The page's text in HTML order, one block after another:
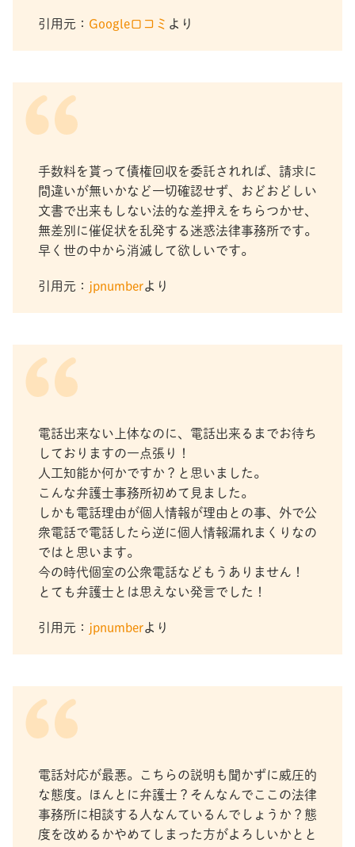
引用元： Google口コミ より
手数料を貰って債権回収を委託されれば、請求に
間違いが無いかなど一切確認せず、おどおどしい
文書で出来もしない法的な差押えをちらつかせ、
無差別に催促状を乱発する迷惑法律事務所です。
早く世の中から消滅して欲しいです。
引用元： jpnumberより
電話出来ない上体なのに、電話出来るまでお待ち
しておりますの一点張り！
人工知能か何かですか？と思いました。
こんな弁護士事務所初めて見ました。
しかも電話理由が個人情報が理由との事、外で公
衆電話で電話したら逆に個人情報漏れまくりなの
ではと思います。
今の時代個室の公衆電話などもうありません！
とても弁護士とは思えない発言でした！
引用元： jpnumberより
電話対応が最悪。こちらの説明も聞かずに威圧的
な態度。ほんとに弁護士？そんなんでここの法律
事務所に相談する人なんているんでしょうか？態
度を改めるかやめてしまった方がよろしいかとと